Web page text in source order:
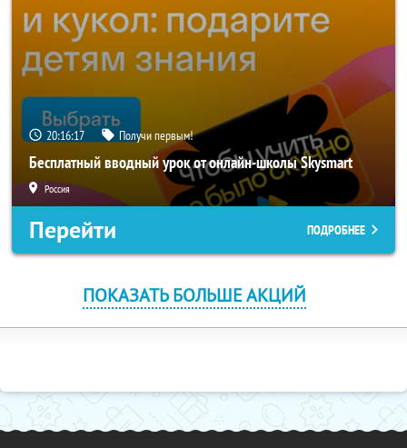
20:16:16 Получи первым!
Бесплатный вводный урок от онлайн-школы Skysmart
Россия
Перейти ПОДРОБНЕЕ
ПОКАЗАТЬ БОЛЬШЕ АКЦИЙ